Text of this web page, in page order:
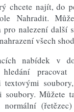
chcete najít, do
Nahradit.
nalezení další
všech
nabídek v
pracovat
textovými
soubory. Můžete